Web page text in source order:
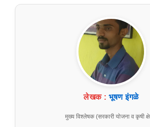
लेखक : भूषण इंगळे
मुख्य विश्लेषक (सरकारी योजना व कृषी